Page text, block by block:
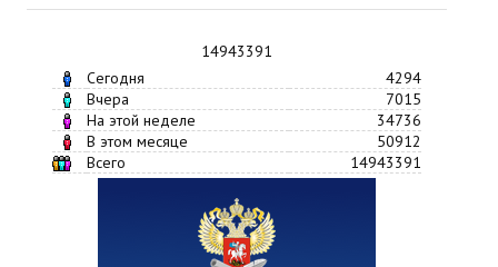
14943391
Сегодня
4294
Вчера
7015
На этой неделе
34736
В этом месяце
50912
Всего
14943391